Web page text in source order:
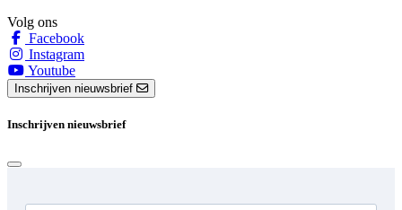
Volg ons
Facebook
Instagram
Youtube
Inschrijven nieuwsbrief
Inschrijven nieuwsbrief